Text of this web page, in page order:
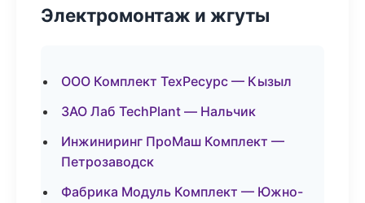
Электромонтаж и жгуты
ООО Комплект ТехРесурс — Кызыл
ЗАО Лаб TechPlant — Нальчик
Инжиниринг ПроМаш Комплект —
Петрозаводск
Фабрика Модуль Комплект — Южно-